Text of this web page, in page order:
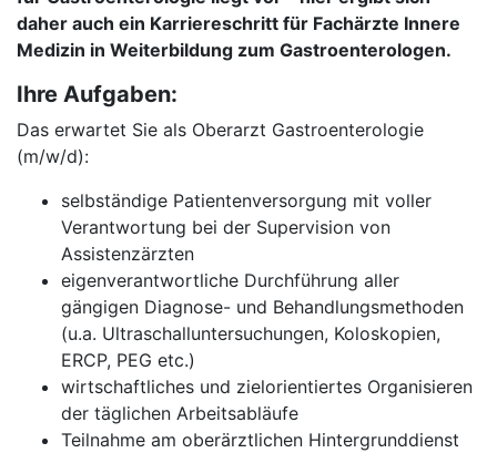
daher auch ein Karriereschritt für Fachärzte Innere
Medizin in Weiterbildung zum Gastroenterologen.
Ihre Aufgaben:
Das erwartet Sie als Oberarzt Gastroenterologie
(m/w/d):
selbständige Patientenversorgung mit voller
Verantwortung bei der Supervision von
Assistenzärzten
eigenverantwortliche Durchführung aller
gängigen Diagnose- und Behandlungsmethoden
(u.a. Ultraschalluntersuchungen, Koloskopien,
ERCP, PEG etc.)
wirtschaftliches und zielorientiertes Organisieren
der täglichen Arbeitsabläufe
Teilnahme am oberärztlichen Hintergrunddienst